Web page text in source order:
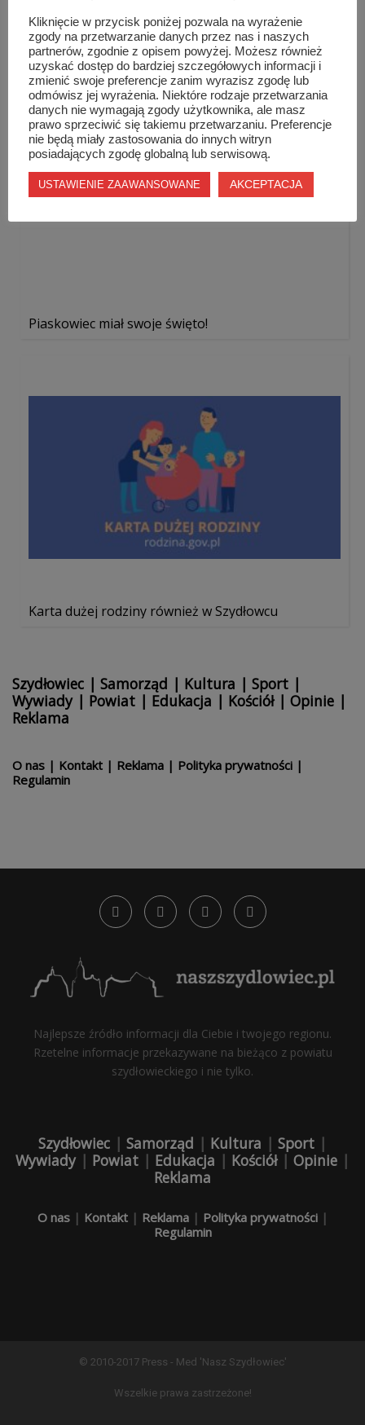
„Czarny poniedziałek” dwa wypadki na s...
Piaskowiec miał swoje święto!
Karta dużej rodziny również w Szydłowcu
Szydłowiec | Samorząd | Kultura | Sport |
Wywiady| Powiat | Edukacja | Kościół| Opinie |
Reklama
O nas | Kontakt | Reklama | Polityka prywatności |
Regulamin
Najlepsze źródło informacji dla Ciebie i twojego regionu.
Rzetelne informacje przekazywane na bieżąco z powiatu
szydłowieckiego i nie tylko.
Szydłowiec | Samorząd | Kultura | Sport |
Wywiady| Powiat | Edukacja | Kościół| Opinie |
Reklama
O nas| Kontakt| Reklama| Polityka prywatności|
Regulamin
© 2010-2017 Press - Med 'Nasz Szydłowiec'
Wszelkie prawa zastrzeżone!
Kliknięcie w przycisk poniżej pozwala na wyrażenie
zgody na przetwarzanie danych przez nas i naszych
partnerów, zgodnie z opisem powyżej. Możesz również
uzyskać dostęp do bardziej szczegółowych informacji i
zmienić swoje preferencje zanim wyrazisz zgodę lub
odmówisz jej wyrażenia. Niektóre rodzaje przetwarzania
danych nie wymagają zgody użytkownika, ale masz
prawo sprzeciwić się takiemu przetwarzaniu. Preferencje
nie będą miały zastosowania do innych witryn
posiadających zgodę globalną lub serwisową.
USTAWIENIE ZAAWANSOWANE AKCEPTACJA